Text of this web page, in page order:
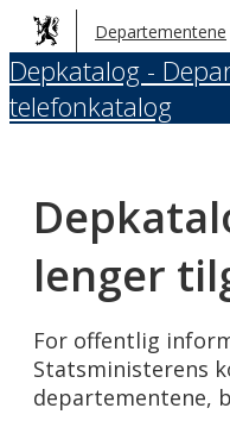
Hopp
til
hovedinnhold
Departementene
Depkatalog -
telefonkatalog
lenger
For offentlig
Statsministerens
departementene,